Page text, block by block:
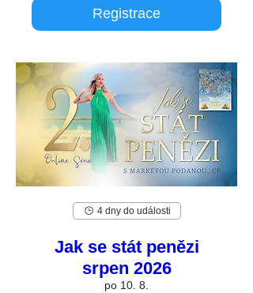
Registrace
4 dny do události
Jak se stát penězi
srpen 2026
po 10. 8.